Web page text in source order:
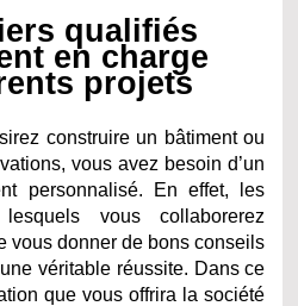
qualifiés
en charge
projets
construire un bâtiment ou
vous avez besoin d’un
personnalisé. En effet, les
vous collaborerez
vous donner de bons conseils
véritable réussite. Dans ce
que vous offrira la société